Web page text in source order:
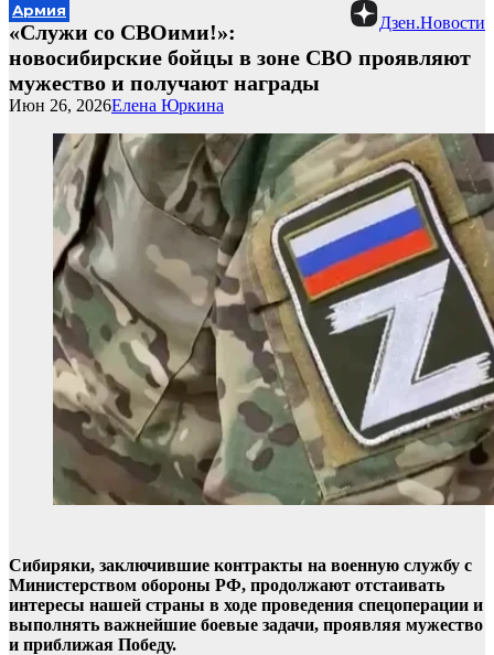
Дзен.Новости
Армия
«Служи со СВОими!»:
новосибирские бойцы в зоне СВО проявляют
мужество и получают награды
Елена Юркина
Июн 26, 2026
Сибиряки, заключившие контракты на военную службу с
Министерством обороны РФ, продолжают отстаивать
интересы нашей страны в ходе проведения спецоперации и
выполнять важнейшие боевые задачи, проявляя мужество
и приближая Победу.